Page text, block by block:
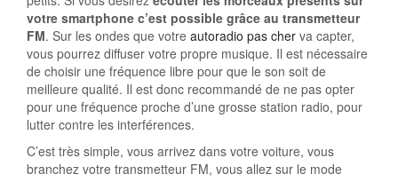
votre smartphone c’est possible grâce au transmetteur
FM. Sur les ondes que votre autoradio pas cher va capter,
vous pourrez diffuser votre propre musique. Il est nécessaire
de choisir une fréquence libre pour que le son soit de
meilleure qualité. Il est donc recommandé de ne pas opter
pour une fréquence proche d’une grosse station radio, pour
lutter contre les interférences.
C’est très simple, vous arrivez dans votre voiture, vous
branchez votre transmetteur FM, vous allez sur le mode